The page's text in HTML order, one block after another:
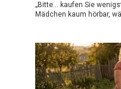
„Bitte… kaufen Sie
Mädchen kaum hörbar,